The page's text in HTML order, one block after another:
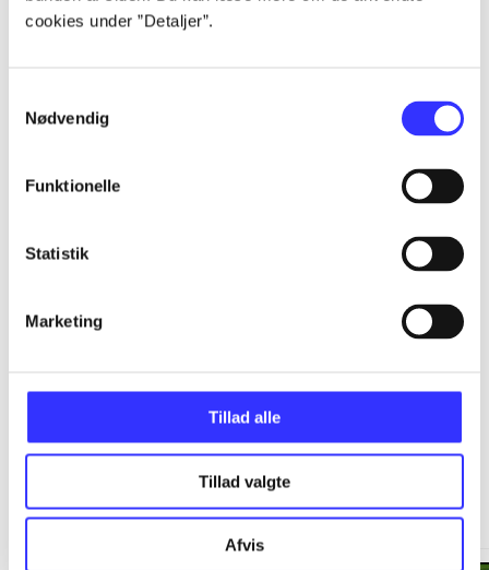
cookies under ”Detaljer”.
Nødvendig
Funktionelle
Statistik
Marketing
Tillad alle
Tillad valgte
Afvis
...
...
...
...